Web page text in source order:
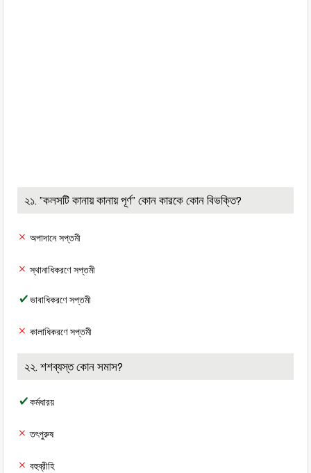
২১. ”কলসটি কানায় কানায় পূর্ণ” কোন কারকে কোন বিভক্তি?
অপাদানে সপ্তমী
স্থানাধিকরণে সপ্তমী
ভাবাধিকরণে সপ্তমী
কালাধিকরণে সপ্তমী
২২. শশব্যস্ত কোন সমাস?
কর্মধারয়
তৎপুরুষ
বহুব্রীহি